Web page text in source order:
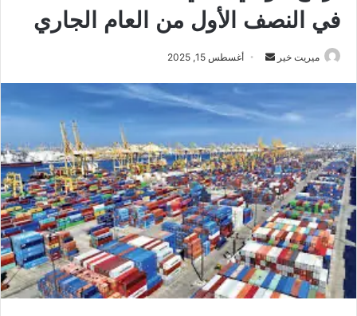
في النصف الأول من العام الجاري
ميريت خير
ل
ر
ي
د
ا
إ
ل
ك
ت
أغسطس 15, 2025